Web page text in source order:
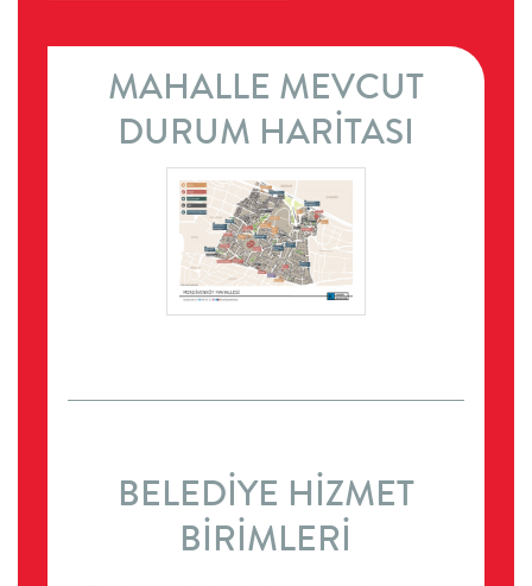
MAHALLE MEVCUT
DURUM HARİTASI
BELEDİYE HİZMET
BİRİMLERİ